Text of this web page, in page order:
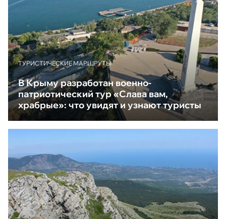
ТУРИСТИЧЕСКИЕ МАРШРУТЫ
В Крыму разработан военно-
патриотический тур «Слава вам,
храбрые»: что увидят и узнают туристы